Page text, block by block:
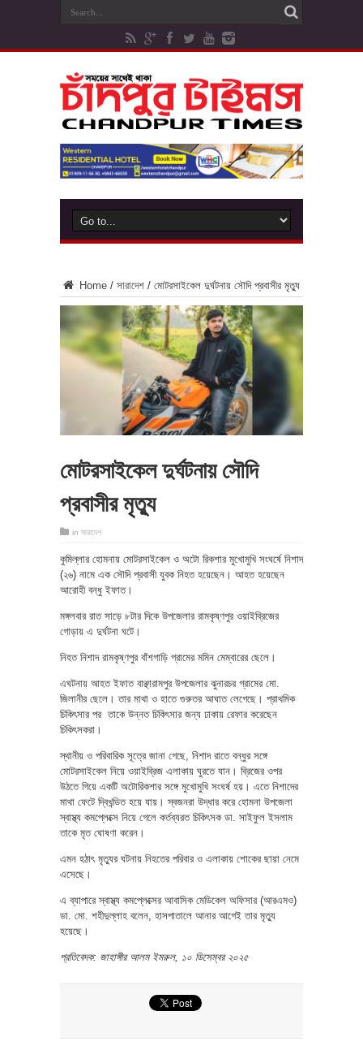
Home / সারাদেশ / মোটরসাইকেল দুর্ঘটনায় সৌদি প্রবাসীর মৃত্যু
মোটরসাইকেল দুর্ঘটনায় সৌদি
প্রবাসীর মৃত্যু
in সারাদেশ
কুমিল্লার হোমনায় মোটরসাইকেল ও অটো রিকশার মুখোমুখি সংঘর্ষে নিশাদ
(২৬) নামে এক সৌদি প্রবাসী যুবক নিহত হয়েছেন। আহত হয়েছেন
আরোহী বন্ধু ইফাত।
মঙ্গলবার রাত সাড়ে ৮টার দিকে উপজেলার রামকৃষ্ণপুর ওয়াইব্রিজের
গোড়ায় এ দুর্ঘটনা ঘটে।
নিহত নিশাদ রামকৃষ্ণপুর বাঁশগাড়ি গ্রামের মমিন মেম্বারের ছেলে।
এঘটনায় আহত ইফাত বাঞ্ছারামপুর উপজেলার ঝুনারচর গ্রামের মো.
জিলানীর ছেলে। তার মাথা ও হাতে গুরুতর আঘাত লেগেছে। প্রাথমিক
চিকিৎসার পর তাকে উন্নত চিকিৎসার জন্য ঢাকায় রেফার করেছেন
চিকিৎসকরা।
স্থানীয় ও পরিবারিক সূত্রে জানা গেছে, নিশাদ রাতে বন্ধুর সঙ্গে
মোটরসাইকেল নিয়ে ওয়াইব্রিজ এলাকায় ঘুরতে যান। ব্রিজের ওপর
উঠতে গিয়ে একটি অটোরিকশার সঙ্গে মুখোমুখি সংঘর্ষ হয়। এতে নিশাদের
মাথা ফেটে দ্বিখন্ডিত হয়ে যায়। স্বজনরা উদ্ধার করে হোমনা উপজেলা
স্বাস্থ্য কমপ্লেক্সে নিয়ে গেলে কর্তব্যরত চিকিৎসক ডা. সাইফুল ইসলাম
তাকে মৃত ঘোষণা করেন।
এমন হঠাৎ মৃত্যুর ঘটনায় নিহতের পরিবার ও এলাকায় শোকের ছায়া নেমে
এসেছে।
এ ব্যাপারে স্বাস্থ্য কমপ্লেক্সের আবাসিক মেডিকেল অফিসার (আরএমও)
ডা. মো. শহীদুল্লাহ বলেন, হাসপাতালে আনার আগেই তার মৃত্যু
হয়েছে।
প্রতিবেদক: জাহাঙ্গীর আলম ইমরুল, ১০ ডিসেম্বর ২০২৫